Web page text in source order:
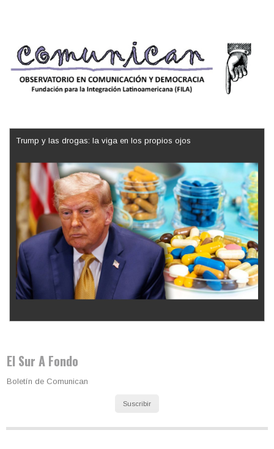
Trump y las drogas: la viga en los propios ojos
El Sur A Fondo
Boletín de Comunican
Suscribir